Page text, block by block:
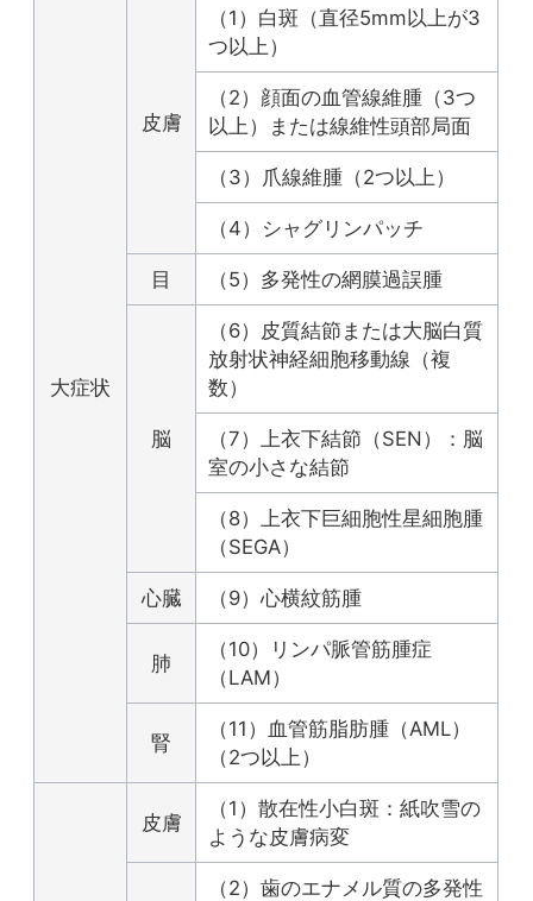
大症状
皮膚
（1）白斑（直径5mm以上が3
つ以上）
（2）顔面の血管線維腫（3つ
以上）または線維性頭部局面
（3）爪線維腫（2つ以上）
（4）シャグリンパッチ
目 （5）多発性の網膜過誤腫
脳
（6）皮質結節または大脳白質
放射状神経細胞移動線（複
数）
（7）上衣下結節（SEN）：脳
室の小さな結節
（8）上衣下巨細胞性星細胞腫
（SEGA）
心臓 （9）心横紋筋腫
肺
（10）リンパ脈管筋腫症
（LAM）
腎
（11）血管筋脂肪腫（AML）
（2つ以上）
皮膚
（1）散在性小白斑：紙吹雪の
ような皮膚病変
（2）歯のエナメル質の多発性